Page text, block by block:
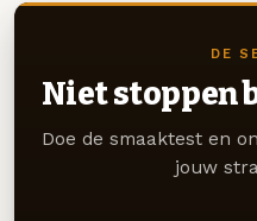
DE
Niet stoppen
Doe de smaaktest en
jouw